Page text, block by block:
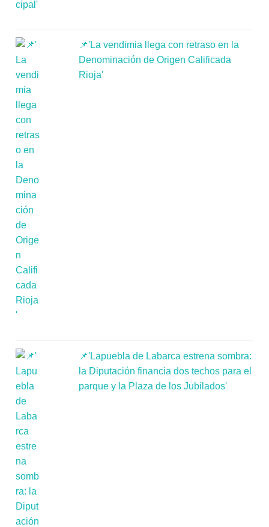
📌'La vendimia llega con retraso en la
Denominación de Origen Calificada
Rioja'
📌'Lapuebla de Labarca estrena sombra:
la Diputación financia dos techos para el
parque y la Plaza de los Jubilados'